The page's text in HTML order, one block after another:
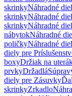
skrinkyNáhradné
skrinkyNáhradné
skrinkyNáhradné
nábytokNáhradné
poličkyNáhradné
diely pre
boxyDržiak na
prvkyDržadlá
diely pre Zásuvky
skrinkyZrkadlo